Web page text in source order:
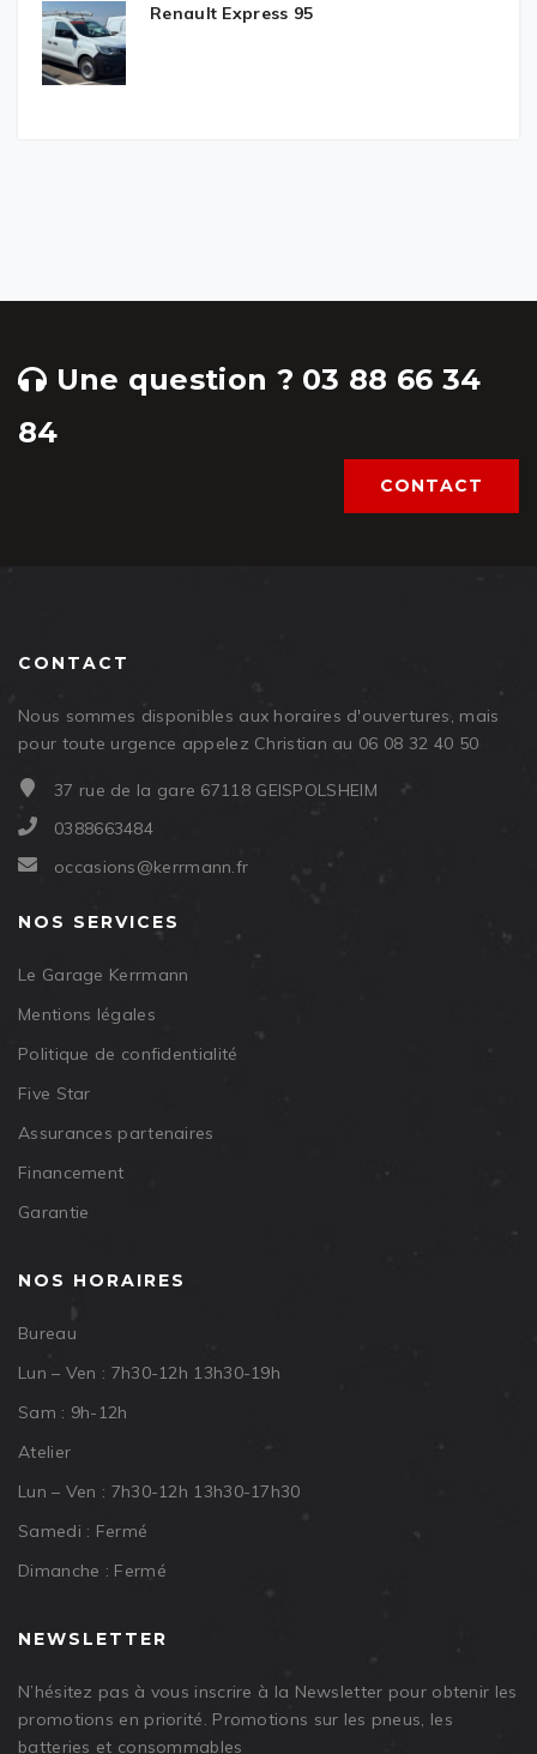
Renault Express 95
Une question ? 03 88 66 34
84
CONTACT
CONTACT
Nous sommes disponibles aux horaires d'ouvertures, mais
pour toute urgence appelez Christian au 06 08 32 40 50
37 rue de la gare 67118 GEISPOLSHEIM
0388663484
occasions@kerrmann.fr
NOS SERVICES
Le Garage Kerrmann
Mentions légales
Politique de confidentialité
Five Star
Assurances partenaires
Financement
Garantie
NOS HORAIRES
Bureau
Lun – Ven : 7h30-12h 13h30-19h
Sam : 9h-12h
Atelier
Lun – Ven : 7h30-12h 13h30-17h30
Samedi : Fermé
Dimanche : Fermé
NEWSLETTER
N’hésitez pas à vous inscrire à la Newsletter pour obtenir les
promotions en priorité. Promotions sur les pneus, les
batteries et consommables